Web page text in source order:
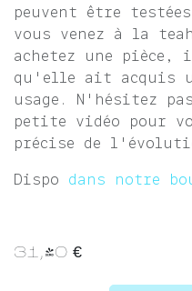
peuvent être
vous venez à la
achetez une pièce,
qu'elle ait acquis
usage. N'hésitez
petite vidéo pour
précise de
Dispo dans notre
31,40 €